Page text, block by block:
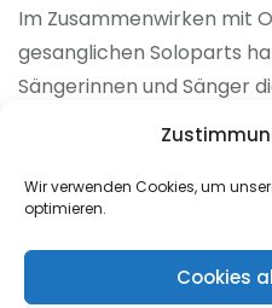
Wir verwenden Cookies, um
optimieren.
Cookies
Im Zusammenwirken mit
gesanglichen Soloparts
Sängerinnen und Sänger
gesamte, reichhaltige
auszuspielen, galt es
schwierigen Messe nicht
harmonisieren, sondern
weiteren musikalischen
Heiter und ungezwungen